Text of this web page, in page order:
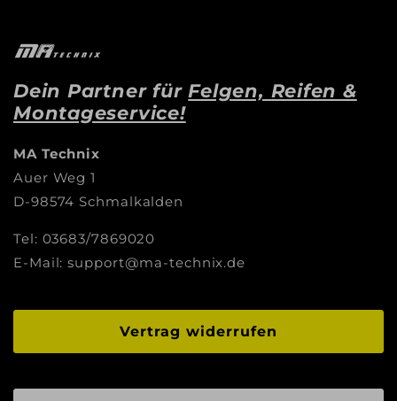
Dein Partner fürFelgen, Reifen &
Montageservice!
MA Technix
Auer Weg 1
D-98574 Schmalkalden
Tel: 03683/7869020
E-Mail: support@ma-technix.de
Vertrag widerrufen